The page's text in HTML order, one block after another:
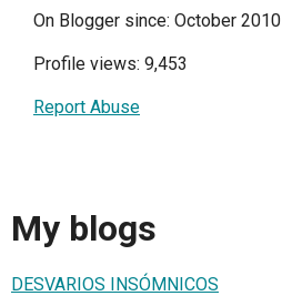
On Blogger since: October 2010
Profile views: 9,453
Report Abuse
My blogs
DESVARIOS INSÓMNICOS